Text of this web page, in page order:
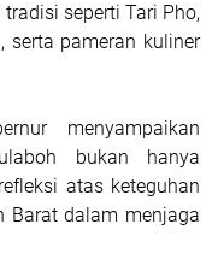
seperti Tari Pho,
serta pameran kuliner
menyampaikan
bukan hanya
atas keteguhan
Barat dalam menjaga